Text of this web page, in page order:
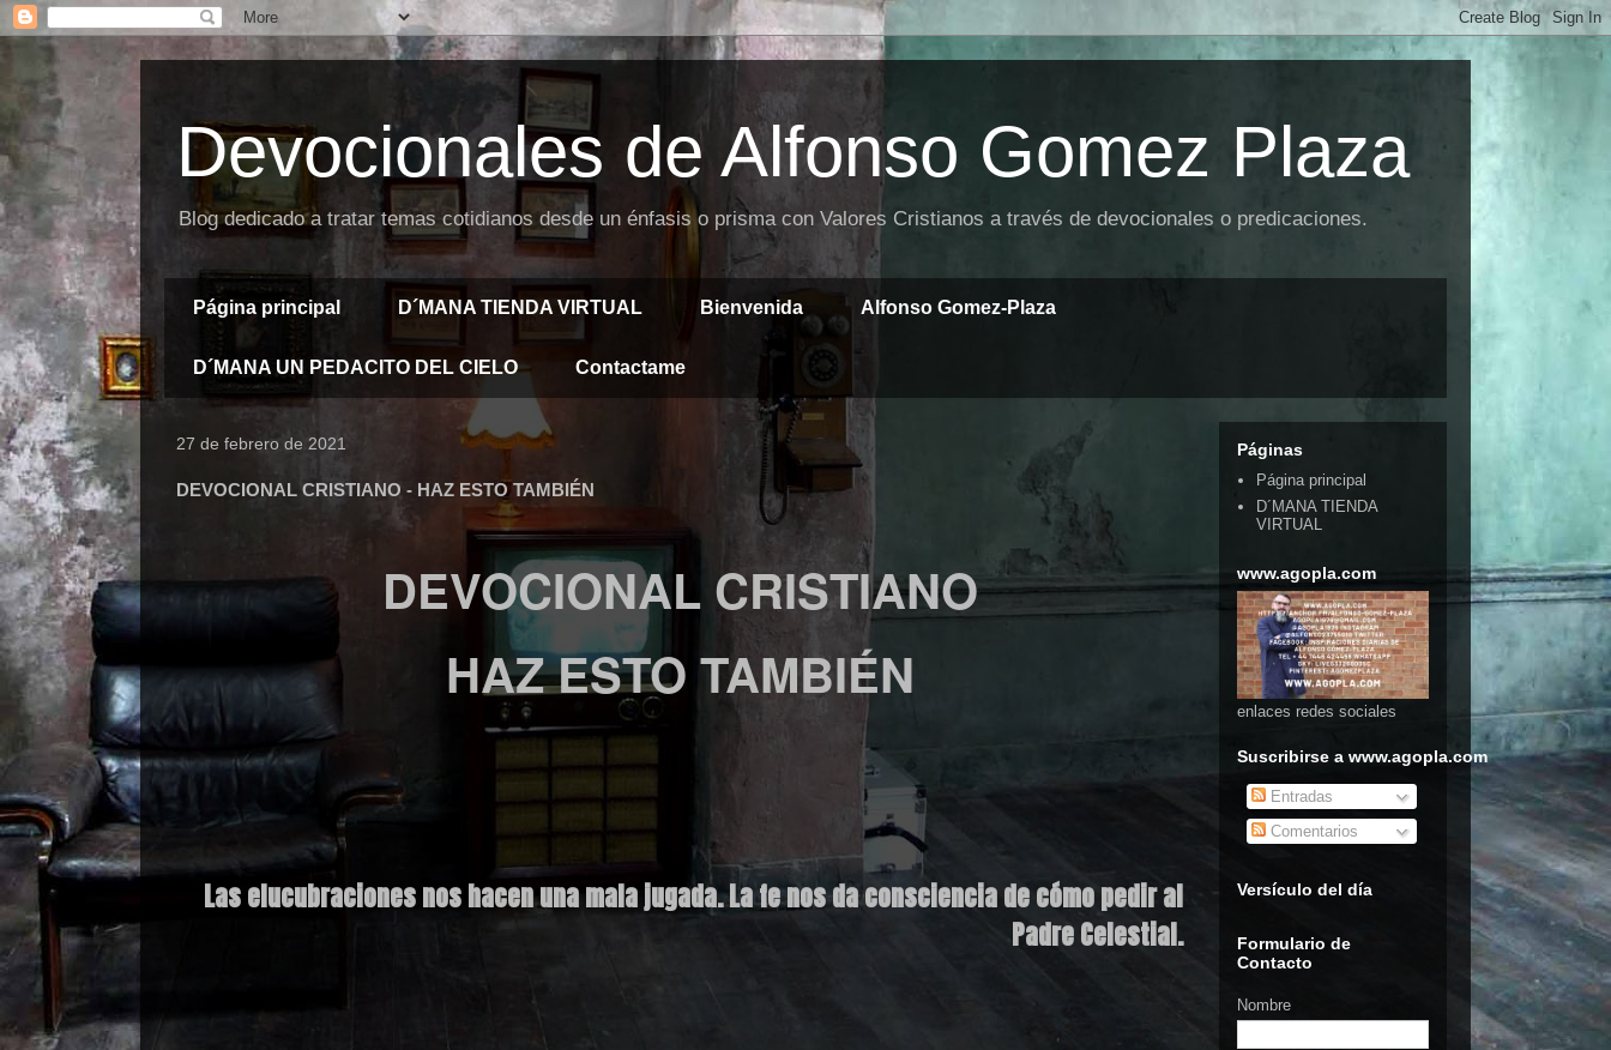
Devocionales de Alfonso Gomez Plaza
Blog dedicado a tratar temas cotidianos desde un énfasis o prisma con Valores Cristianos a través de devocionales o predicaciones.
Página principal D´MANA TIENDA VIRTUAL Bienvenida Alfonso Gomez-Plaza
D´MANA UN PEDACITO DEL CIELO Contactame
27 de febrero de 2021
DEVOCIONAL CRISTIANO - HAZ ESTO TAMBIÉN
DEVOCIONAL CRISTIANO
HAZ ESTO TAMBIÉN
Las elucubraciones nos hacen una mala jugada. La fe nos da consciencia de cómo pedir al
Padre Celestial.
Páginas
Página principal
D´MANA TIENDA
VIRTUAL
www.agopla.com
enlaces redes sociales
Suscribirse a www.agopla.com
Entradas
Comentarios
Versículo del día
Formulario de
Contacto
Nombre